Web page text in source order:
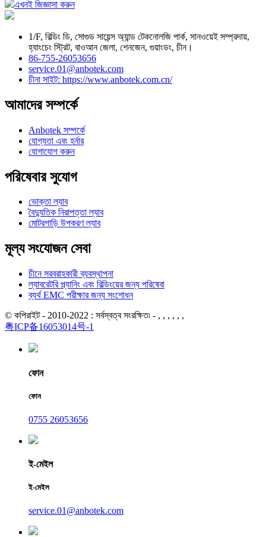
এখনই জিজ্ঞাসা করুন
1/F, বিল্ডিং ডি, সোগুড সায়েন্স অ্যান্ড টেকনোলজি পার্ক, সানওয়েই সম্প্রদায়,
হ্যাংচেং স্ট্রিট, বাওআন জেলা, শেনজেন, গুয়াংডং, চীন।
86-755-26053656
service.01@anbotek.com
চীনা সাইট: https://www.anbotek.com.cn/
আমাদের সম্পর্কে
Anbotek সম্পর্কে
যোগ্যতা এবং হর্নার
যোগাযোগ করুন
পরিষেবার সুযোগ
ভোক্তা ল্যাব
বৈদ্যুতিক নিরাপত্তা ল্যাব
মোটরগাড়ি উপকরণ ল্যাব
মূল্য সংযোজন সেবা
চীনে সরবরাহকারী ব্যবস্থাপনা
ল্যাবরেটরি প্ল্যানিং এবং বিল্ডিংয়ের জন্য পরিষেবা
ব্যর্থ EMC পরীক্ষার জন্য সংশোধন
© কপিরাইট - 2010-2022 : সর্বস্বত্ব সংরক্ষিত৷ - , , , , , ,
粤ICP备16053014号-1
ফোন
ফোন
0755 26053656
ই-মেইল
ই-মেইল
service.01@anbotek.com